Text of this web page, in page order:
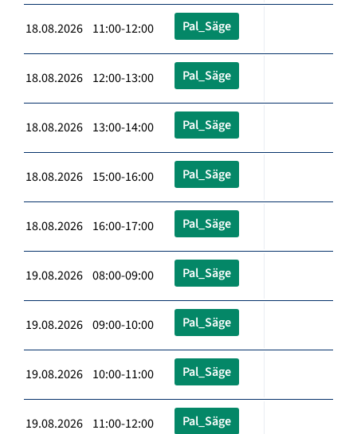
18.08.2026 11:00-12:00 Pal_Säge
18.08.2026 12:00-13:00 Pal_Säge
18.08.2026 13:00-14:00 Pal_Säge
18.08.2026 15:00-16:00 Pal_Säge
18.08.2026 16:00-17:00 Pal_Säge
19.08.2026 08:00-09:00 Pal_Säge
19.08.2026 09:00-10:00 Pal_Säge
19.08.2026 10:00-11:00 Pal_Säge
19.08.2026 11:00-12:00 Pal_Säge